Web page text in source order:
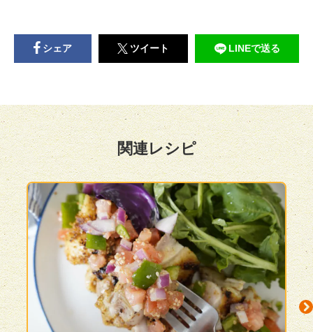
シェア ツイート LINEで送る
関連レシピ